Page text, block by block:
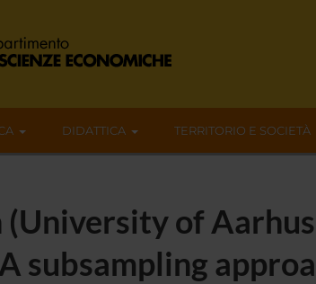
DIDATTICA TERRITORIO E SOCIETÀ
(University of
subsampling